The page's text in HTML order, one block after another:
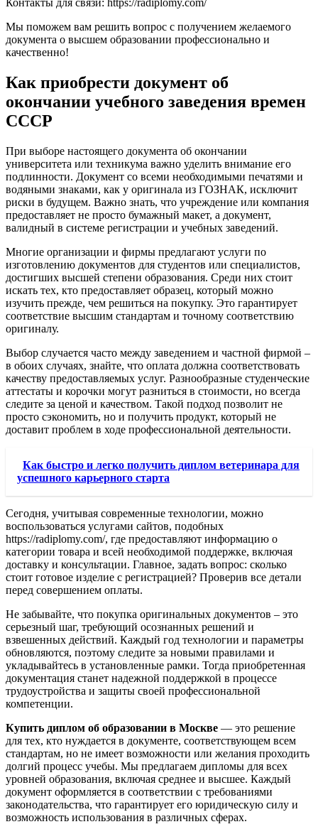
Контакты для связи: https://radiplomy.com/
Мы поможем вам решить вопрос с получением желаемого
документа о высшем образовании профессионально и
качественно!
Как приобрести документ об
окончании учебного заведения времен
СССР
При выборе настоящего документа об окончании
университета или техникума важно уделить внимание его
подлинности. Документ со всеми необходимыми печатями и
водяными знаками, как у оригинала из ГОЗНАК, исключит
риски в будущем. Важно знать, что учреждение или компания
предоставляет не просто бумажный макет, а документ,
валидный в системе регистрации и учебных заведений.
Многие организации и фирмы предлагают услуги по
изготовлению документов для студентов или специалистов,
достигших высшей степени образования. Среди них стоит
искать тех, кто предоставляет образец, который можно
изучить прежде, чем решиться на покупку. Это гарантирует
соответствие высшим стандартам и точному соответствию
оригиналу.
Выбор случается часто между заведением и частной фирмой –
в обоих случаях, знайте, что оплата должна соответствовать
качеству предоставляемых услуг. Разнообразные студенческие
аттестаты и корочки могут разниться в стоимости, но всегда
следите за ценой и качеством. Такой подход позволит не
просто сэкономить, но и получить продукт, который не
доставит проблем в ходе профессиональной деятельности.
Как быстро и легко получить диплом ветеринара для
успешного карьерного старта
Сегодня, учитывая современные технологии, можно
воспользоваться услугами сайтов, подобных
https://radiplomy.com/, где предоставляют информацию о
категории товара и всей необходимой поддержке, включая
доставку и консультации. Главное, задать вопрос: сколько
стоит готовое изделие с регистрацией? Проверив все детали
перед совершением оплаты.
Не забывайте, что покупка оригинальных документов – это
серьезный шаг, требующий осознанных решений и
взвешенных действий. Каждый год технологии и параметры
обновляются, поэтому следите за новыми правилами и
укладывайтесь в установленные рамки. Тогда приобретенная
документация станет надежной поддержкой в процессе
трудоустройства и защиты своей профессиональной
компетенции.
Купить диплом об образовании в Москве — это решение
для тех, кто нуждается в документе, соответствующем всем
стандартам, но не имеет возможности или желания проходить
долгий процесс учебы. Мы предлагаем дипломы для всех
уровней образования, включая среднее и высшее. Каждый
документ оформляется в соответствии с требованиями
законодательства, что гарантирует его юридическую силу и
возможность использования в различных сферах.